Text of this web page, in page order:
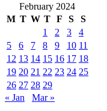
February 2024
M T W T F S
S
1
2 3
4
5
6 7 8 9 10 11
12 13 14 15 16 17 18
19 20 21 22 23 24 25
26 27 28 29
« Jan
Mar »